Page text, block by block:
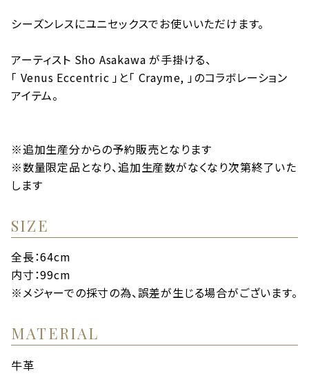
シーズンレスにユニセックスでお使いいただけます。
アーティスト Sho Asakawa が手掛ける、
「 Venus Eccentric 」と「 Crayme, 」のコラボレーション
アイテム。
※追加生産分からの予約販売となります
※数量限定品となり、追加生産数がなくなり次第終了いた
します⁡
SIZE
全長：64cm
内寸：99cm
※メジャーでの採寸の為、誤差が生じる場合がございます。
MATERIAL
牛革